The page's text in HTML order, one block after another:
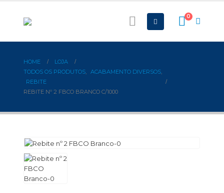
0
HOME
LOJA
TODOS OS PRODUTOS, ACABAMENTO DIVERSOS,
REBITE
REBITE Nº 2 FBCO BRANCO C/1000